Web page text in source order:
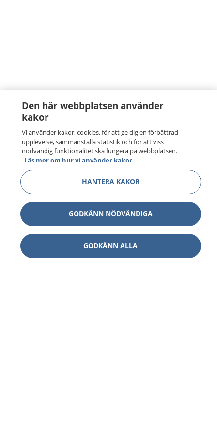
Den här webbplatsen använder
kakor
Vi använder kakor, cookies, för att ge dig en förbättrad
upplevelse, sammanställa statistik och för att viss
nödvändig funktionalitet ska fungera på webbplatsen.
Läs mer om hur vi använder kakor
HANTERA KAKOR
GODKÄNN NÖDVÄNDIGA
GODKÄNN ALLA